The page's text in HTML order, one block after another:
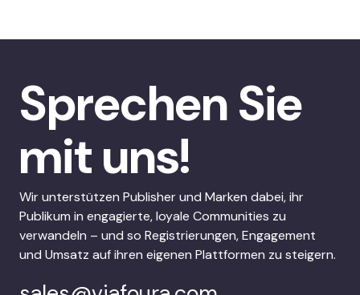
Sprechen Sie
mit uns!
Wir unterstützen Publisher und Marken dabei, ihr
Publikum in engagierte, loyale Communities zu
verwandeln – und so Registrierungen, Engagement
und Umsatz auf ihren eigenen Plattformen zu steigern.